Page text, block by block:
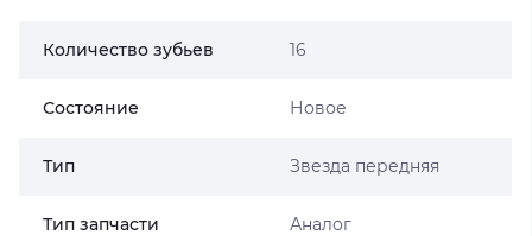
Количество зубьев 16
Состояние Новое
Тип Звезда передняя
Тип запчасти Аналог